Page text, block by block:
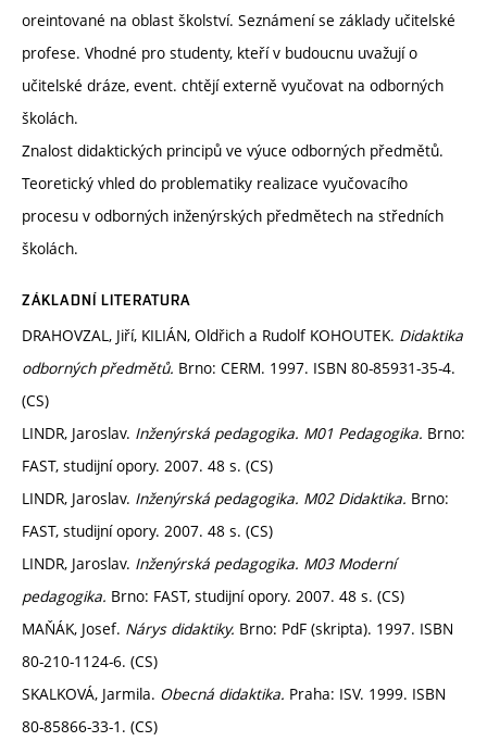
oreintované na oblast školství. Seznámení se základy učitelské
profese. Vhodné pro studenty, kteří v budoucnu uvažují o
učitelské dráze, event. chtějí externě vyučovat na odborných
školách.
Znalost didaktických principů ve výuce odborných předmětů.
Teoretický vhled do problematiky realizace vyučovacího
procesu v odborných inženýrských předmětech na středních
školách.
ZÁKLADNÍ LITERATURA
DRAHOVZAL, Jiří, KILIÁN, Oldřich a Rudolf KOHOUTEK. Didaktika
odborných předmětů. Brno: CERM. 1997. ISBN 80-85931-35-4.
(CS)
LINDR, Jaroslav. Inženýrská pedagogika. M01 Pedagogika. Brno:
FAST, studijní opory. 2007. 48 s. (CS)
LINDR, Jaroslav. Inženýrská pedagogika. M02 Didaktika. Brno:
FAST, studijní opory. 2007. 48 s. (CS)
LINDR, Jaroslav. Inženýrská pedagogika. M03 Moderní
pedagogika. Brno: FAST, studijní opory. 2007. 48 s. (CS)
MAŇÁK, Josef. Nárys didaktiky. Brno: PdF (skripta). 1997. ISBN
80-210-1124-6. (CS)
SKALKOVÁ, Jarmila. Obecná didaktika. Praha: ISV. 1999. ISBN
80-85866-33-1. (CS)